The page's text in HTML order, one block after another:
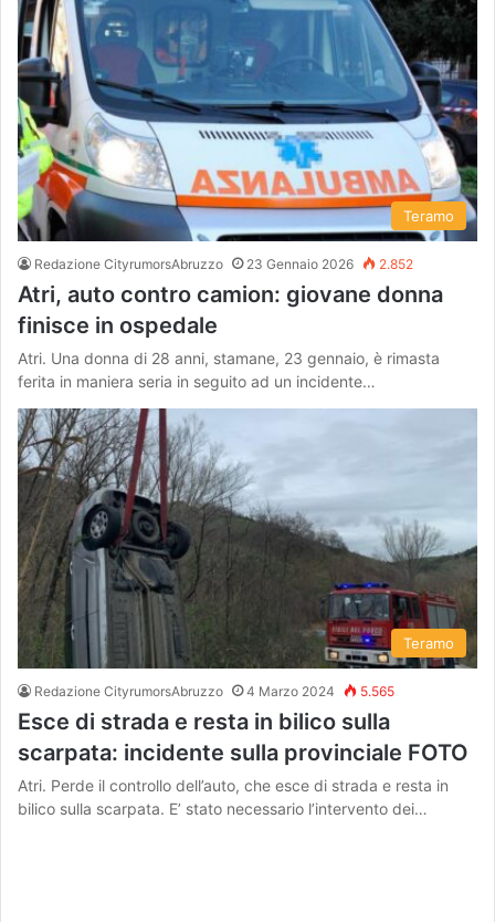
Teramo
Redazione CityrumorsAbruzzo 23 Gennaio 2026 2.852
Atri, auto contro camion: giovane donna
finisce in ospedale
Atri. Una donna di 28 anni, stamane, 23 gennaio, è rimasta
ferita in maniera seria in seguito ad un incidente…
Teramo
Redazione CityrumorsAbruzzo 4 Marzo 2024 5.565
Esce di strada e resta in bilico sulla
scarpata: incidente sulla provinciale FOTO
Atri. Perde il controllo dell’auto, che esce di strada e resta in
bilico sulla scarpata. E’ stato necessario l’intervento dei…